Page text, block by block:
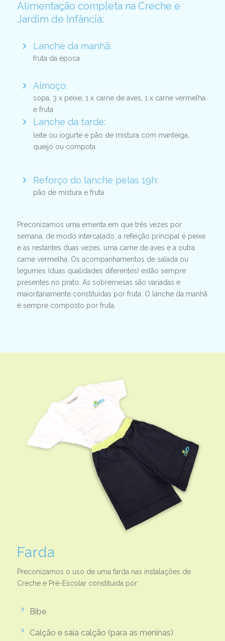
Alimentação completa na Creche e
Jardim de Infância:
Lanche da manhã:
fruta da época
Almoço:
sopa, 3 x peixe, 1 x carne de aves, 1 x carne vermelha
e fruta
Lanche da tarde:
leite ou iogurte e pão de mistura com manteiga,
queijo ou compota
Reforço do lanche pelas 19h:
pão de mistura e fruta
Preconizamos uma ementa em que três vezes por
semana, de modo intercalado, a refeição principal é peixe
e as restantes duas vezes, uma carne de aves e a outra
carne vermelha. Os acompanhamentos de salada ou
legumes (duas qualidades diferentes) estão sempre
presentes no prato. As sobremesas são variadas e
maioritariamente constituídas por fruta. O lanche da manhã
é sempre composto por fruta.
Farda
Preconizamos o uso de uma farda nas instalações de
Creche e Pré-Escolar constituída por:
Bibe
Calção e saia calção (para as meninas)